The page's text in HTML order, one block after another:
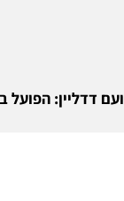
דדליין: